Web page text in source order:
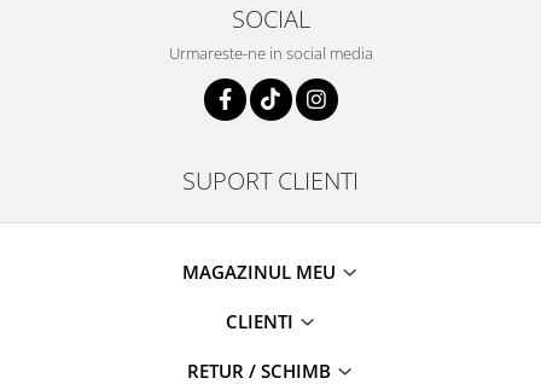
SOCIAL
Urmareste-ne in social media
SUPORT CLIENTI
MAGAZINUL MEU
CLIENTI
RETUR / SCHIMB